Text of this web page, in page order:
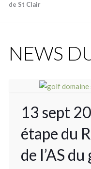
de St Clair
NEWS
13 sept
étape du
de l’AS